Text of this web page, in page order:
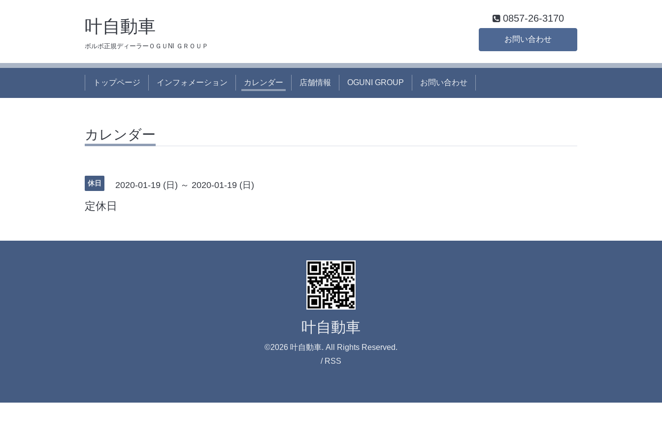
叶自動車
ボルボ正規ディーラーＯＧＵNI ＧＲＯＵＰ
0857-26-3170
お問い合わせ
トップページ インフォメーション カレンダー 店舗情報 OGUNI GROUP お問い合わせ
カレンダー
休日 2020-01-19 (日) ～ 2020-01-19 (日)
定休日
叶自動車
©2026 叶自動車. All Rights Reserved.
/ RSS